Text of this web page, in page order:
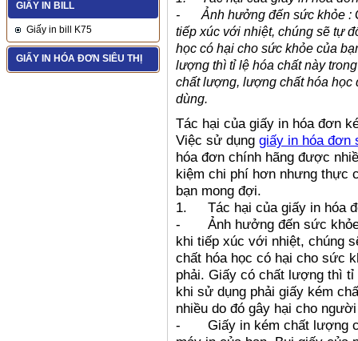
GIẤY IN BILL
Giấy in bill K75
GIẤY IN HÓA ĐƠN SIÊU THỊ
-
Ảnh hưởng đến sức khỏe :
tiếp xúc với nhiệt, chúng sẽ tự
học có hại cho sức khỏe của
lượng thì tỉ lệ hóa chất này
chất lượng, lượng chất hóa
dùng.
Tác hại của giấy in hóa đơn
Việc sử dụng giấy in hóa đơn
hóa đơn chính hãng được
kiệm chi phí hơn nhưng thực
bạn mong đợi.
1.
Tác hại của giấy in hóa
-
Ảnh hưởng đến sức
khi tiếp xúc với nhiệt, chúng
chất hóa học có hại cho sức
phải. Giấy có chất lượng thì tỉ
khi sử dụng phải giấy kém
nhiều do đó gây hại cho
-
Giấy in kém chất lượng